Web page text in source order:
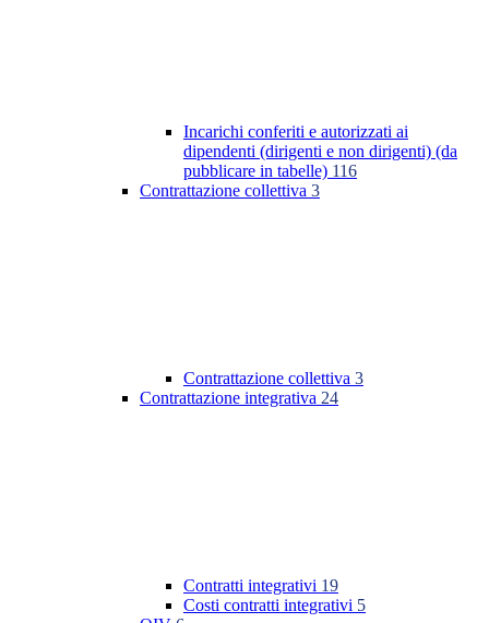
Incarichi conferiti e autorizzati ai
dipendenti (dirigenti e non dirigenti) (da
pubblicare in tabelle) 116
Contrattazione collettiva 3
Contrattazione collettiva 3
Contrattazione integrativa 24
Contratti integrativi 19
Costi contratti integrativi 5